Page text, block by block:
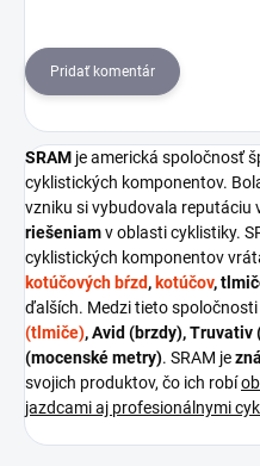
Pridať komentár
SRAM je americká spoločnosť
cyklistických komponentov.
vzniku si vybudovala reputáciu
riešeniamv oblasti cyklistiky.
cyklistických komponentov
kotúčových bŕzd, kotúčov,
ďalších. Medzi tieto
(tlmiče), Avid (brzdy),
(mocenské metry). SRAM je
svojich produktov, čo ich robí
jazdcami aj profesionálnymi